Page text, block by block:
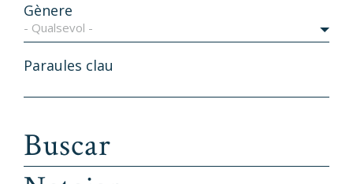
Gènere
- Qualsevol -
Paraules clau